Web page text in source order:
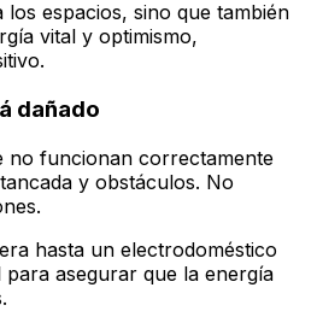
espacios, sino que también
vital y optimismo,
dañado
no funcionan correctamente
y obstáculos. No
hasta un electrodoméstico
asegurar que la energía